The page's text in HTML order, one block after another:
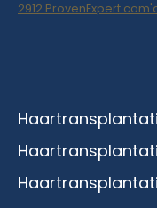
2912